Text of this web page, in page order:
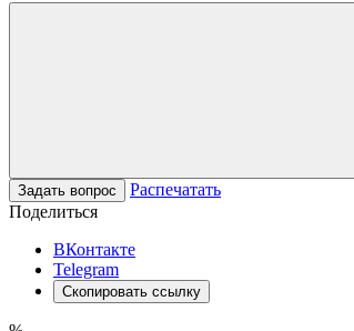
Задать вопрос
Распечатать
Поделиться
ВКонтакте
Telegram
Скопировать ссылку